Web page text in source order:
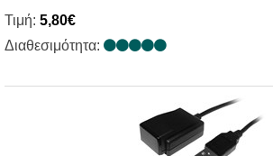
Τιμή: 5,80€
Διαθεσιμότητα: